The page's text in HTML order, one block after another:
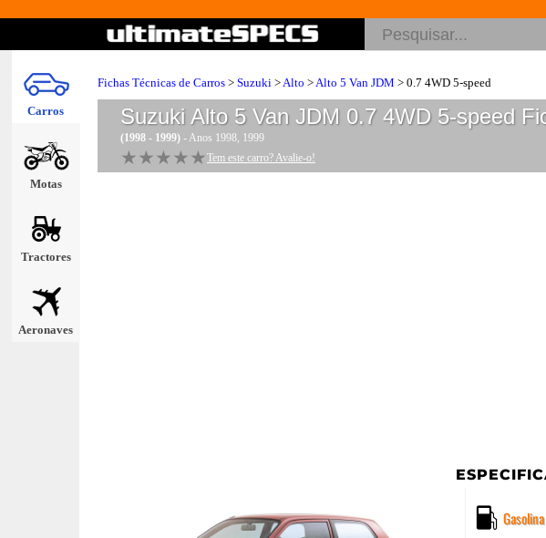
Carros
Motas
Tractores
Aeronaves
Fichas Técnicas de Carros > Suzuki >Alto >Alto 5 Van JDM > 0.7 4WD 5-speed
Suzuki Alto 5 Van JDM 0.7 4WD 5-speed
(1998 - 1999) - Anos 1998, 1999
★★★★★
★★★★★ Tem este carro? Avalie-o!
Gasolina